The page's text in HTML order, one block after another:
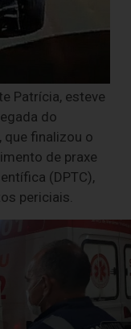
Patrícia, esteve
do
que finalizou o
de praxe
(DPTC),
periciais.